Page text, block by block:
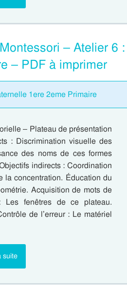
– Atelier 6 :
– PDF à imprimer
1ere 2eme Primaire
– Plateau de présentation
: Discrimination visuelle des
des noms de ces formes
indirects : Coordination
la concentration. Éducation du
Acquisition de mots de
Les fenêtres de ce plateau.
de l’erreur : Le matériel
suite